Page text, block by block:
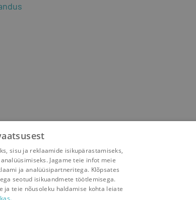
sisu ja reklaamide isikupärastamiseks,
Jagame teie infot meie
ja analüüsipartneritega. Klõpsates
seotud isikuandmete töötlemisega.
ja teie nõusoleku haldamise kohta leiate